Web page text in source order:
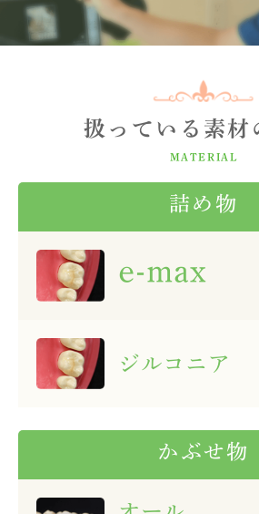
扱っている素材
MATERIAL
詰め物
e-max
ジルコニア
かぶせ物